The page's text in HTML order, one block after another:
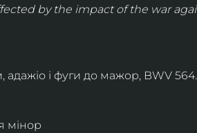
by the impact of the war
і фуги до мажор, BWV 564.
мінор